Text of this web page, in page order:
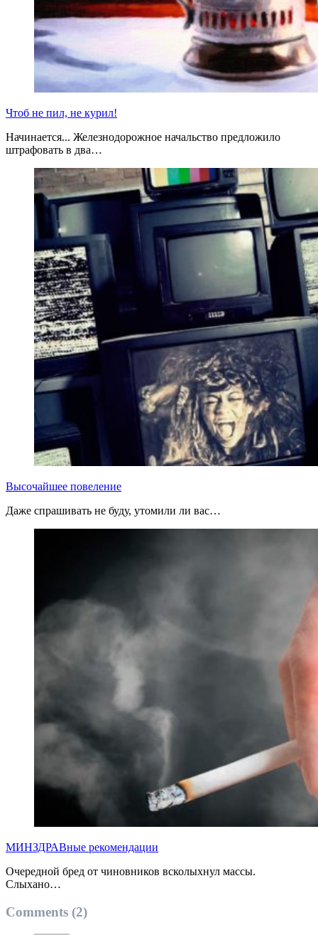
Чтоб не пил, не курил!
Начинается... Железнодорожное начальство предложило
штрафовать в два…
Высочайшее повеление
Даже спрашивать не буду, утомили ли вас…
МИНЗДРАВные рекомендации
Очередной бред от чиновников всколыхнул массы.
Слыхано…
Comments (2)